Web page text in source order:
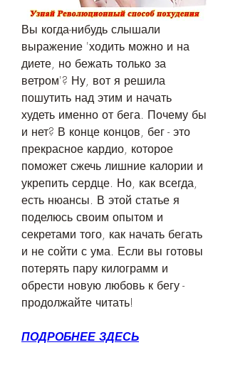
Вы когда-нибудь слышали
выражение 'ходить можно и на
диете, но бежать только за
ветром'? Ну, вот я решила
пошутить над этим и начать
худеть именно от бега. Почему бы
и нет? В конце концов, бег - это
прекрасное кардио, которое
поможет сжечь лишние калории и
укрепить сердце. Но, как всегда,
есть нюансы. В этой статье я
поделюсь своим опытом и
секретами того, как начать бегать
и не сойти с ума. Если вы готовы
потерять пару килограмм и
обрести новую любовь к бегу -
продолжайте читать!
ПОДРОБНЕЕ ЗДЕСЬ